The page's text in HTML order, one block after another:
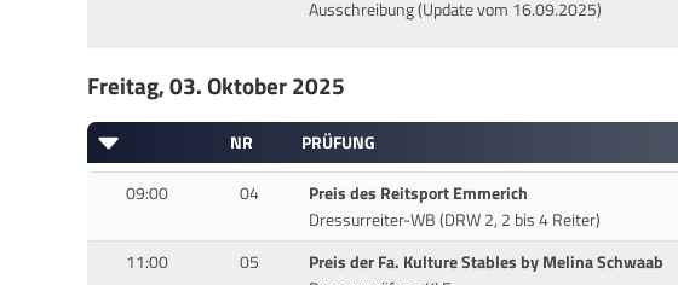
Ausschreibung (Update vom 16.09.2025)
Freitag, 03. Oktober 2025
NR PRÜFUNG
09:00
04
Preis des Reitsport Emmerich
Dressurreiter-WB (DRW 2, 2 bis 4 Reiter)
11:00 05
Preis der Fa. Kulture Stables by Melina Schwaab